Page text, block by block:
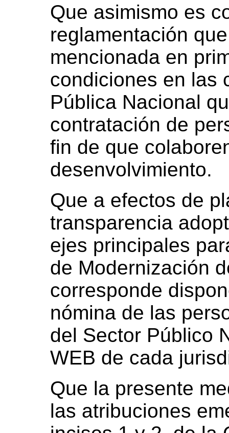
Que asimismo es
reglamentación
mencionada en
condiciones en las
Pública Nacional
contratación de
fin de que
desenvolvimiento.
Que a efectos de
transparencia
ejes principales
de Modernización
corresponde
nómina de las
del Sector Público
WEB de cada
Que la presente
las atribuciones